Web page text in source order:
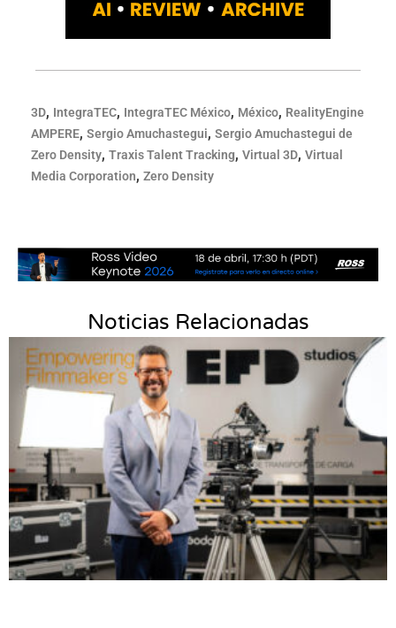
3D, IntegraTEC, IntegraTEC México, México, RealityEngine
AMPERE, Sergio Amuchastegui, Sergio Amuchastegui de
Zero Density, Traxis Talent Tracking, Virtual 3D, Virtual
Media Corporation, Zero Density
Noticias Relacionadas